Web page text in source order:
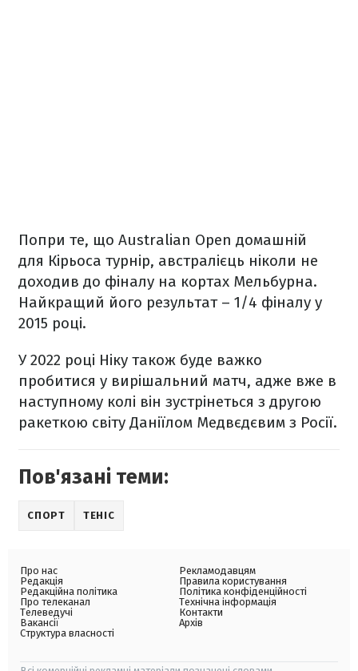
Попри те, що Australian Open домашній
для Кірьоса турнір, австралієць ніколи не
доходив до фіналу на кортах Мельбурна.
Найкращий його результат – 1/4 фіналу у
2015 році.
У 2022 році Ніку також буде важко
пробитися у вирішальний матч, адже вже в
наступному колі він зустрінеться з другою
ракеткою світу Даніїлом Медвєдєвим з Росії.
Пов'язані теми:
СПОРТ ТЕНІС
Про нас
Редакція
Редакційна політика
Про телеканал
Телеведучі
Вакансії
Структура власності
Рекламодавцям
Правила користування
Політика конфіденційності
Технічна інформація
Контакти
Архів